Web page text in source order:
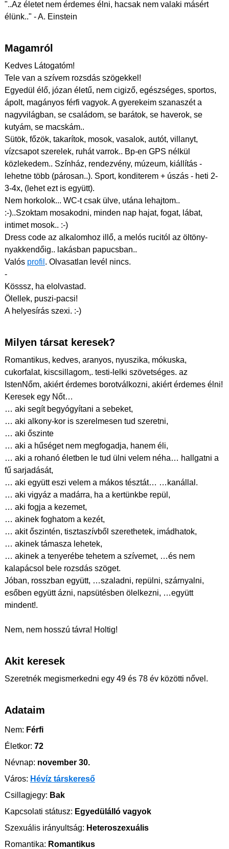
"..Az életet nem érdemes élni, hacsak nem valaki másért
élünk.." - A. Einstein
Magamról
Kedves Látogatóm!
Tele van a szívem rozsdás szögekkel!
Egyedül élő, józan életű, nem cigiző, egészséges, sportos,
ápolt, magányos férfi vagyok. A gyerekeim szanaszét a
nagyvilágban, se családom, se barátok, se haverok, se
kutyám, se macskám..
Sütök, főzök, takarítok, mosok, vasalok, autót, villanyt,
vízcsapot szerelek, ruhát varrok.. Bp-en GPS nélkül
közlekedem.. Színház, rendezvény, múzeum, kiállítás -
lehetne több (párosan..). Sport, konditerem + úszás - heti 2-
3-4x, (lehet ezt is együtt).
Nem horkolok... WC-t csak ülve, utána lehajtom..
:-)..Szoktam mosakodni, minden nap hajat, fogat, lábat,
intimet mosok.. :-)
Dress code az alkalomhoz illő, a melós rucitól az öltöny-
nyakkendőig.. lakásban papucsban..
Valós profil . Olvasatlan levél nincs.
-
Kösssz, ha elolvastad.
Ölellek, puszi-pacsi!
A helyesírás szexi. :-)
Milyen társat keresek?
Romantikus, kedves, aranyos, nyuszika, mókuska,
cukorfalat, kiscsillagom,. testi-lelki szövetséges. az
IstenNőm, akiért érdemes borotválkozni, akiért érdemes élni!
Keresek egy Nőt…
… aki segít begyógyítani a sebeket,
… aki alkony-kor is szerelmesen tud szeretni,
… aki őszinte
… aki a hűséget nem megfogadja, hanem éli,
… aki a rohanó életben le tud ülni velem néha… hallgatni a
fű sarjadását,
… aki együtt eszi velem a mákos tésztát… …kanállal.
… aki vigyáz a madárra, ha a kertünkbe repül,
… aki fogja a kezemet,
… akinek foghatom a kezét,
… akit őszintén, tisztaszívből szerethetek, imádhatok,
… akinek támasza lehetek,
… akinek a tenyerébe tehetem a szívemet, …és nem
kalapácsol bele rozsdás szöget.
Jóban, rosszban együtt, …szaladni, repülni, szárnyalni,
esőben együtt ázni, napsütésben ölelkezni, …együtt
mindent!.
Nem, nem hosszú távra! Holtig!
Akit keresek
Szeretnék megismerkedni egy 49 és 78 év közötti nővel.
Adataim
Nem: Férfi
Életkor: 72
Névnap: november 30.
Város: Hévíz társkereső
Csillagjegy: Bak
Kapcsolati státusz: Egyedülálló vagyok
Szexuális irányultság: Heteroszexuális
Romantika: Romantikus